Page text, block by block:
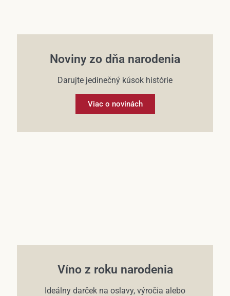
Noviny zo dňa narodenia
Darujte jedinečný kúsok histórie
Viac o novinách
Víno z roku narodenia
Ideálny darček na oslavy, výročia alebo